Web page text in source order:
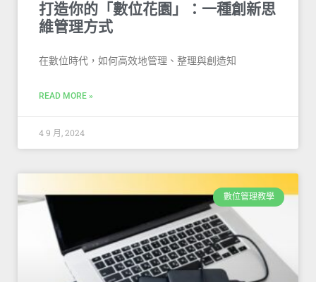
打造你的「數位花園」：一種創新思
維管理方式
在數位時代，如何高效地管理、整理與創造知
READ MORE »
4 9 月, 2024
數位管理教學